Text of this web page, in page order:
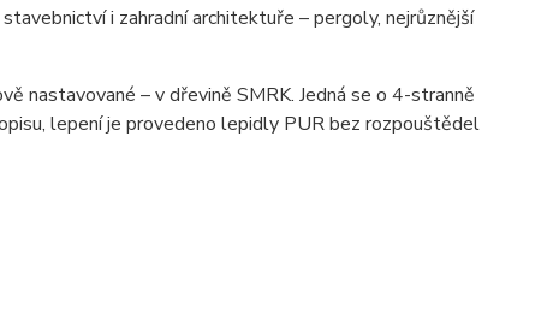
i zahradní architektuře – pergoly, nejrůznější
nastavované – v dřevině SMRK. Jedná se o 4-stranně
lepení je provedeno lepidly PUR bez rozpouštědel